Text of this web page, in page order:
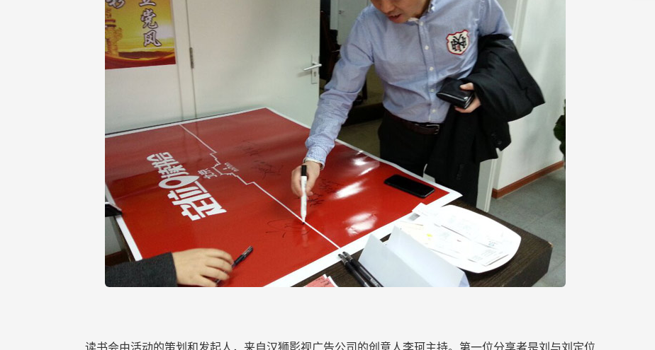
读书会由活动的策划和发起人，来自汉狮影视广告公司的创意人李珂主持。第一位分享者是刘与刘定位